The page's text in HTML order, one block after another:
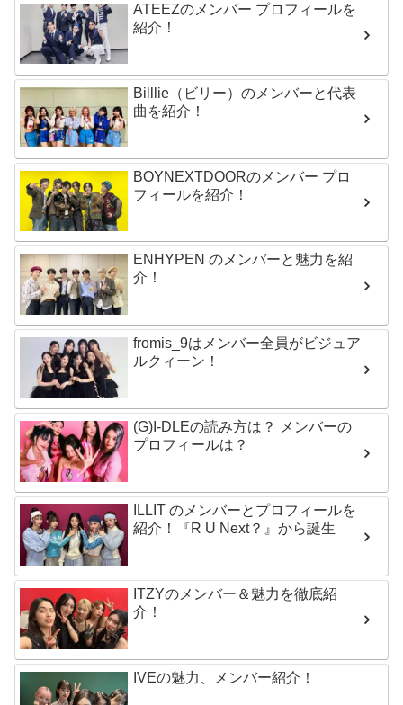
ATEEZのメンバー プロフィールを
紹介！
Billlie（ビリー）のメンバーと代表
曲を紹介！
BOYNEXTDOORのメンバー プロ
フィールを紹介！
ENHYPEN のメンバーと魅力を紹
介！
fromis_9はメンバー全員がビジュア
ルクィーン！
(G)I-DLEの読み方は？ メンバーの
プロフィールは？
ILLIT のメンバーとプロフィールを
紹介！『R U Next？』から誕生
ITZYのメンバー＆魅力を徹底紹
介！
IVEの魅力、メンバー紹介！